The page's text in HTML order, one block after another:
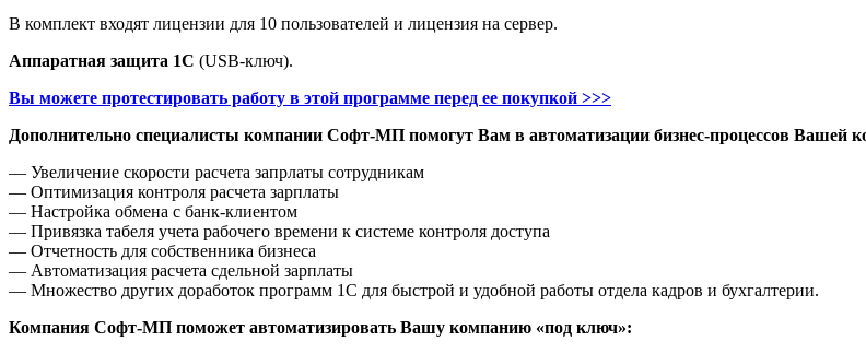
В комплект входят лицензии для 10 пользователей и лицензия на сервер.
Аппаратная защита 1С (USB-ключ).
Вы можете протестировать работу в этой программе перед ее покупкой >>>
Дополнительно специалисты компании Софт-МП помогут Вам в автоматизации бизнес-процессов Вашей
— Увеличение скорости расчета запрлаты сотрудникам
— Оптимизация контроля расчета зарплаты
— Настройка обмена с банк-клиентом
— Привязка табеля учета рабочего времени к системе контроля доступа
— Отчетность для собственника бизнеса
— Автоматизация расчета сдельной зарплаты
— Множество других доработок программ 1С для быстрой и удобной работы отдела кадров и бухгалтерии.
Компания Софт-МП поможет автоматизировать Вашу компанию «под ключ»: